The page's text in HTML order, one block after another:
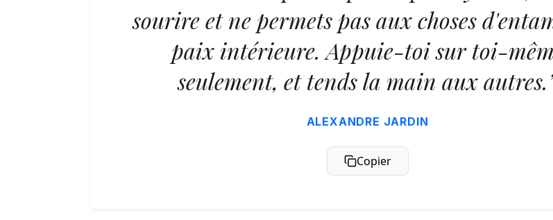
sourire et ne permets pas aux choses
paix intérieure. Appuie-toi sur toi-
seulement, et tends la main aux
ALEXANDRE JARDIN
Copier